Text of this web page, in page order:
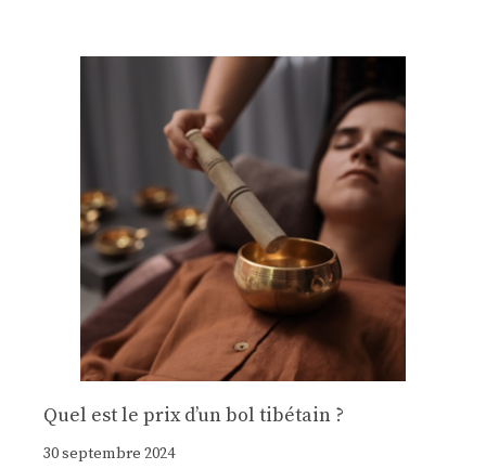
Quel est le prix d’un bol tibétain ?
30 septembre 2024